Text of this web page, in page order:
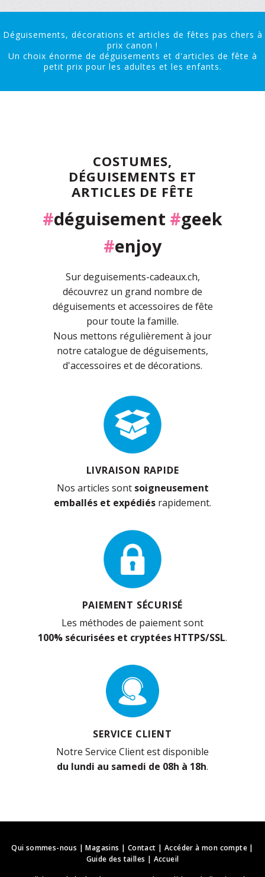
Déguisements, décorations et articles de fêtes pas chers à
prix canon !
Un choix énorme de déguisements et d'articles de fête à
petit prix pour les adultes et les enfants.
COSTUMES,
DÉGUISEMENTS ET
ARTICLES DE FÊTE
#déguisement #geek
#enjoy
Sur deguisements-cadeaux.ch,
découvrez un grand nombre de
déguisements et accessoires de fête
pour toute la famille.
Nous mettons régulièrement à jour
notre catalogue de déguisements,
d'accessoires et de décorations.
LIVRAISON RAPIDE
Nos articles sont soigneusement
emballés et expédiés rapidement.
PAIEMENT SÉCURISÉ
Les méthodes de paiement sont
100% sécurisées et cryptées HTTPS/SSL.
SERVICE CLIENT
Notre Service Client est disponible
du lundi au samedi de 08h à 18h.
Qui sommes-nous |Magasins | Contact | Accéder à mon compte|
Guide des tailles | Accueil